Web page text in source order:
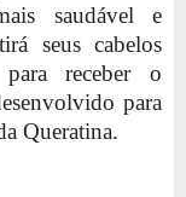
saudável e
seus cabelos
receber o
para
Queratina.